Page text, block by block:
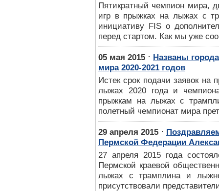
Пятикратный чемпион мира,
игр в прыжках на лыжах с
инициативу FIS о
перед стартом. Как мы уже
05 мая 2015 ⋅ Названы
мира 2020-2021 годов
Истек срок подачи заявок на
лыжах 2020 года и
прыжкам на лыжах с
полетный чемпионат мира
29 апреля 2015 ⋅
Пермской Федерации
27 апреля 2015 года
Пермской краевой
лыжах с трамплина и
присутствовали